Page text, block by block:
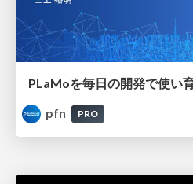
PLaMoを毎日の開発で使い
pfn
PRO